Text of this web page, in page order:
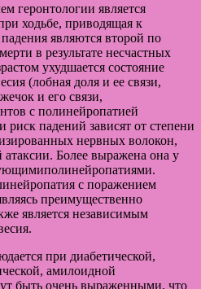
геронтологии является
ходьбе, приводящая к
являются второй по
в результате несчастных
ухудшается состояние
(лобная доля и ее связи,
и его связи,
с полинейропатией
риск падений зависят от степени
нервных волокон,
Более выражена она у
с поражением
преимущественно
является независимым
при диабетической,
амилоидной
быть очень выраженными, что